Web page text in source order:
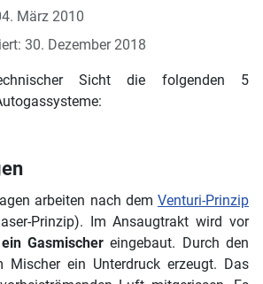
März 2010
30. Dezember 2018
Sicht die folgenden 5
arbeiten nach dem Venturi-Prinzip
Prinzip). Im Ansaugtrakt wird vor
ein Gasmischer eingebaut. Durch den
ein Unterdruck erzeugt. Das